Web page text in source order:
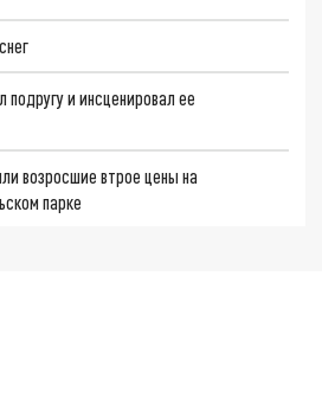
и инсценировал ее
возросшие втрое цены на
парке